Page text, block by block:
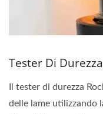
Tester Di
Il tester di durezza
delle lame utilizzando